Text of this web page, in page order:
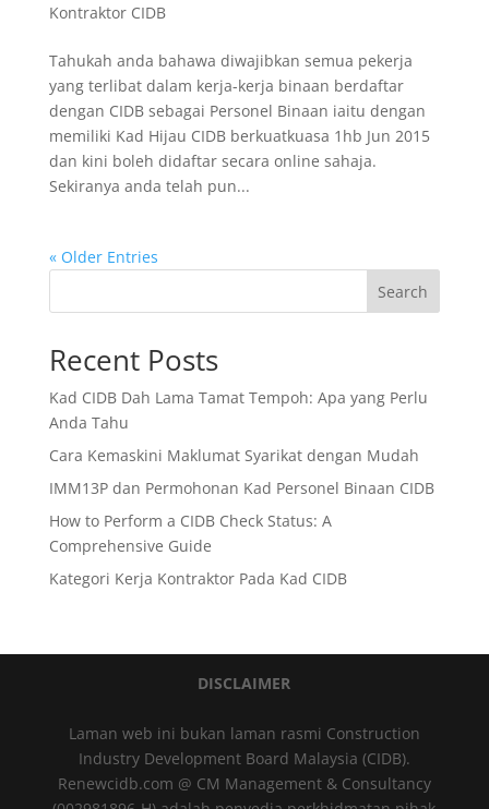
Kontraktor CIDB
Tahukah anda bahawa diwajibkan semua pekerja
yang terlibat dalam kerja-kerja binaan berdaftar
dengan CIDB sebagai Personel Binaan iaitu dengan
memiliki Kad Hijau CIDB berkuatkuasa 1hb Jun 2015
dan kini boleh didaftar secara online sahaja.
Sekiranya anda telah pun...
« Older Entries
Search
Recent Posts
Kad CIDB Dah Lama Tamat Tempoh: Apa yang Perlu
Anda Tahu
Cara Kemaskini Maklumat Syarikat dengan Mudah
IMM13P dan Permohonan Kad Personel Binaan CIDB
How to Perform a CIDB Check Status: A
Comprehensive Guide
Kategori Kerja Kontraktor Pada Kad CIDB
DISCLAIMER
Laman web ini bukan laman rasmi Construction
Industry Development Board Malaysia (CIDB).
Renewcidb.com @ CM Management & Consultancy